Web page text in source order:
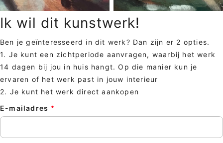
Ik wil dit kunstwerk!
Ben je geïnteresseerd in dit werk? Dan zijn er 2 opties.
1. Je kunt een zichtperiode aanvragen, waarbij het werk
14 dagen bij jou in huis hangt. Op die manier kun je
ervaren of het werk past in jouw interieur
2. Je kunt het werk direct aankopen
E-mailadres